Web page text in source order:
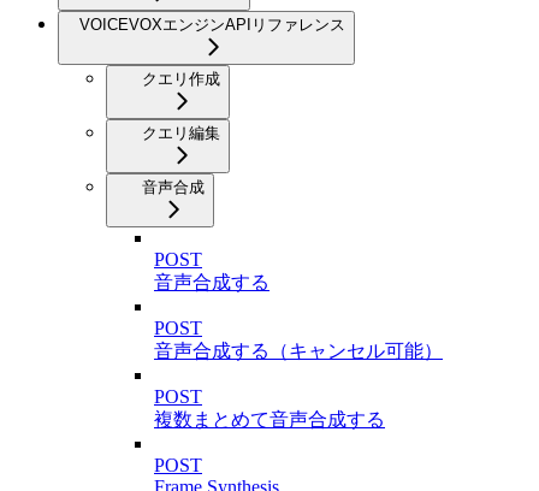
VOICEVOXエンジンAPIリファレンス
クエリ作成
クエリ編集
音声合成
POST
音声合成する
POST
音声合成する（キャンセル可能）
POST
複数まとめて音声合成する
POST
Frame Synthesis